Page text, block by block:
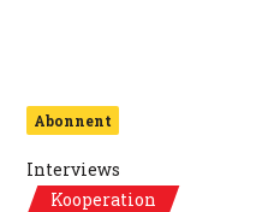
Abonnent
Interviews
Kooperation